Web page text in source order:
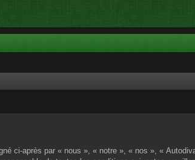
ci-après par « nous », « notre », « nos », «